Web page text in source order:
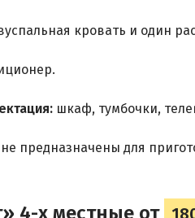
кровать и один
шкаф, тумбочки,
предназначены для
4-х местные от